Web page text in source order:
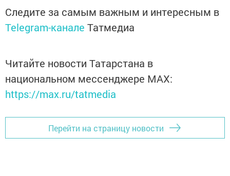
Следите за самым важным и интересным в
Telegram-канале Татмедиа
Читайте новости Татарстана в
национальном мессенджере MАХ:
https://max.ru/tatmedia
Перейти на страницу новости